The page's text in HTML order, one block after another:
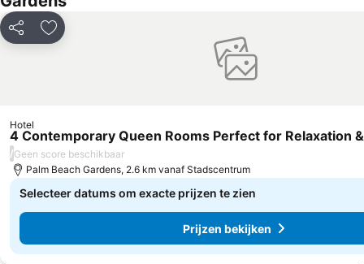
Delen Toevoegen aan favorieten
Hotel
4 Contemporary Queen Rooms Perfect for Relaxation
/Geen score beschikbaar
Palm Beach Gardens, 2.6 km vanaf Stadscentrum
Selecteer datums om exacte prijzen te zien
Prijzen bekijken